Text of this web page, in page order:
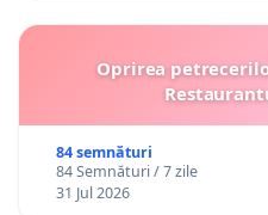
Oprirea
84 semnături
84 Semnături / 7 zile
31 Jul 2026